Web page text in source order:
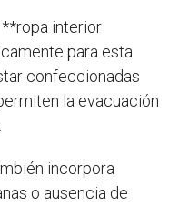
interior
para esta
confeccionadas
la evacuación
incorpora
o ausencia de